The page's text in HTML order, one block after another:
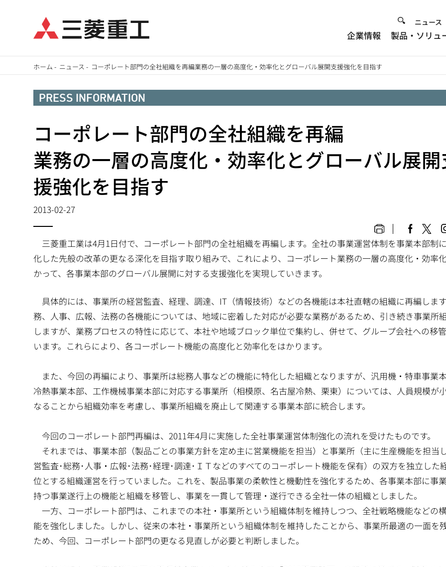
イ
ニュース
企業情報 製品・ソリュ
ホーム - ニュース - コーポレート部門の全社組織を再編業務の一層の高度化・効率化とグローバル展開支援強化を目指す
PRESS INFORMATION
コーポレート部門の全社組織を再編
業務の一層の高度化・効率化とグローバル展開
援強化を目指す
2013-02-27
三菱重工業は4月1日付で、コーポレート部門の全社組織を再編します。全社の事業運営体制を事業本部制
化した先般の改革の更なる深化を目指す取り組みで、これにより、コーポレート業務の一層の高度化・効率
かって、各事業本部のグローバル展開に対する支援強化を実現していきます。
具体的には、事業所の経営監査、経理、調達、IT（情報技術）などの各機能は本社直轄の組織に再編しま
務、人事、広報、法務の各機能については、地域に密着した対応が必要な業務があるため、引き続き事業所
しますが、業務プロセスの特性に応じて、本社や地域ブロック単位で集約し、併せて、グループ会社への移
います。これらにより、各コーポレート機能の高度化と効率化をはかります。
また、今回の再編により、事業所は総務人事などの機能に特化した組織となりますが、汎用機・特車事業本
冷熱事業本部、工作機械事業本部に対応する事業所（相模原、名古屋冷熱、栗東）については、人員規模が
なることから組織効率を考慮し、事業所組織を廃止して関連する事業本部に統合します。
今回のコーポレート部門再編は、2011年4月に実施した全社事業運営体制強化の流れを受けたものです。
それまでは、事業本部（製品ごとの事業方針を定め主に営業機能を担当）と事業所（主に生産機能を担当
営監査･総務･人事・広報･法務･経理･調達･ＩＴなどのすべてのコーポレート機能を保有）の双方を独立した
位とする組織運営を行っていました。これを、製品事業の柔軟性と機動性を強化するため、各事業本部に事
持つ事業遂行上の機能と組織を移管し、事業を一貫して管理・遂行できる全社一体の組織としました。
一方、コーポレート部門は、これまでの本社・事業所という組織体制を維持しつつ、全社戦略機能などの
能を強化しました。しかし、従来の本社・事業所という組織体制を維持したことから、事業所最適の一面を
ため、今回、コーポレート部門の更なる見直しが必要と判断しました。